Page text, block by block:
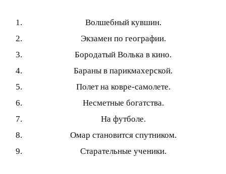
Волшебный кувшин.
Экзамен по географии.
Бородатый Волька в кино.
Бараны в парикмахерской.
Полет на ковре-самолете.
Несметные богатства.
На футболе.
Омар становится спутником.
Старательные ученики.